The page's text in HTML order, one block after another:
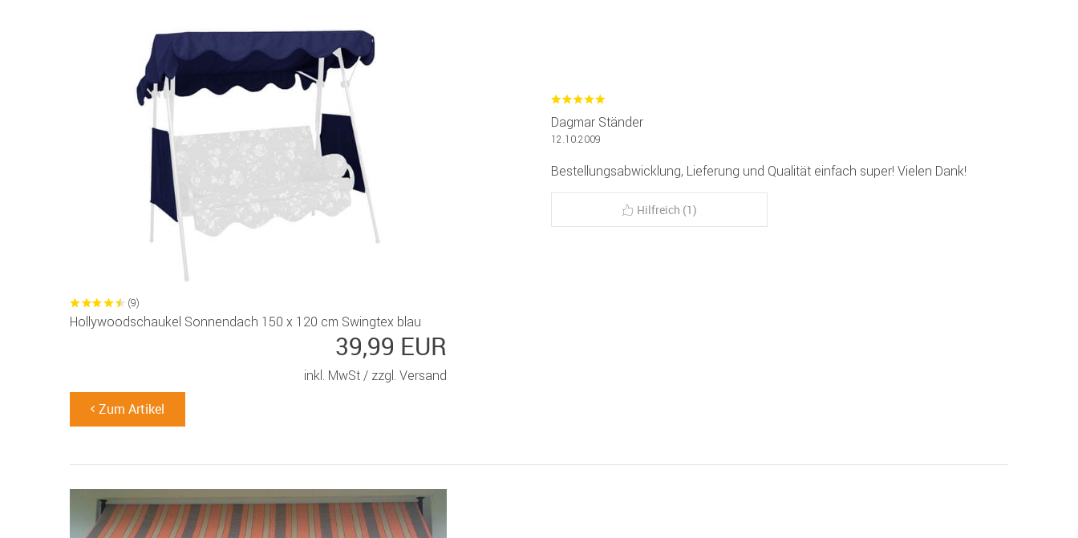
(9)
Hollywoodschaukel Sonnendach 150 x 120 cm Swingtex blau
39,99 EUR
inkl. MwSt / zzgl. Versand
Zum Artikel
Dagmar Ständer
12.10.2009
Bestellungsabwicklung, Lieferung und Qualität einfach super! Vielen Dank!
Hilfreich (1)